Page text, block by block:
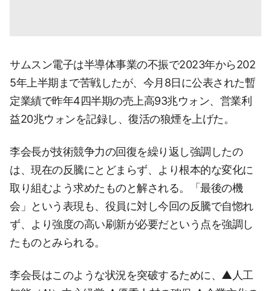
サムスン電子は半導体事業の不振で2023年から202
5年上半期まで苦戦したが、今月8日に公表された暫
定業績で昨年4四半期の売上高93兆ウォン、営業利
益20兆ウォンを記録し、復活の狼煙を上げた。
李会長が技術競争力の回復を繰り返し強調したの
は、現在の反騰にとどまらず、より根本的な変化に
取り組むよう求めたものと解される。「最後の機
会」という表現も、役員に対し今回の反騰で自惚れ
ず、より強度の高い刷新が必要だという点を強調し
たものとみられる。
李会長はこのような状況を突破するために、▲人工